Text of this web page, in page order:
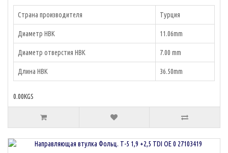
Страна производителя Турция
Диаметр НВК 11.06mm
Диаметр отверстия НВК 7.00 mm
Длина НВК 36.50mm
0.00KGS